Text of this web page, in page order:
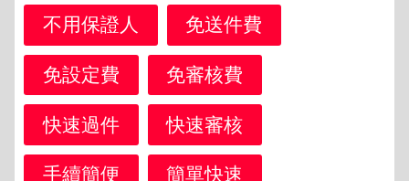
不用保證人 免送件費
免設定費 免審核費
快速過件 快速審核
手續簡便 簡單快速